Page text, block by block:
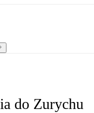
do Zurychu